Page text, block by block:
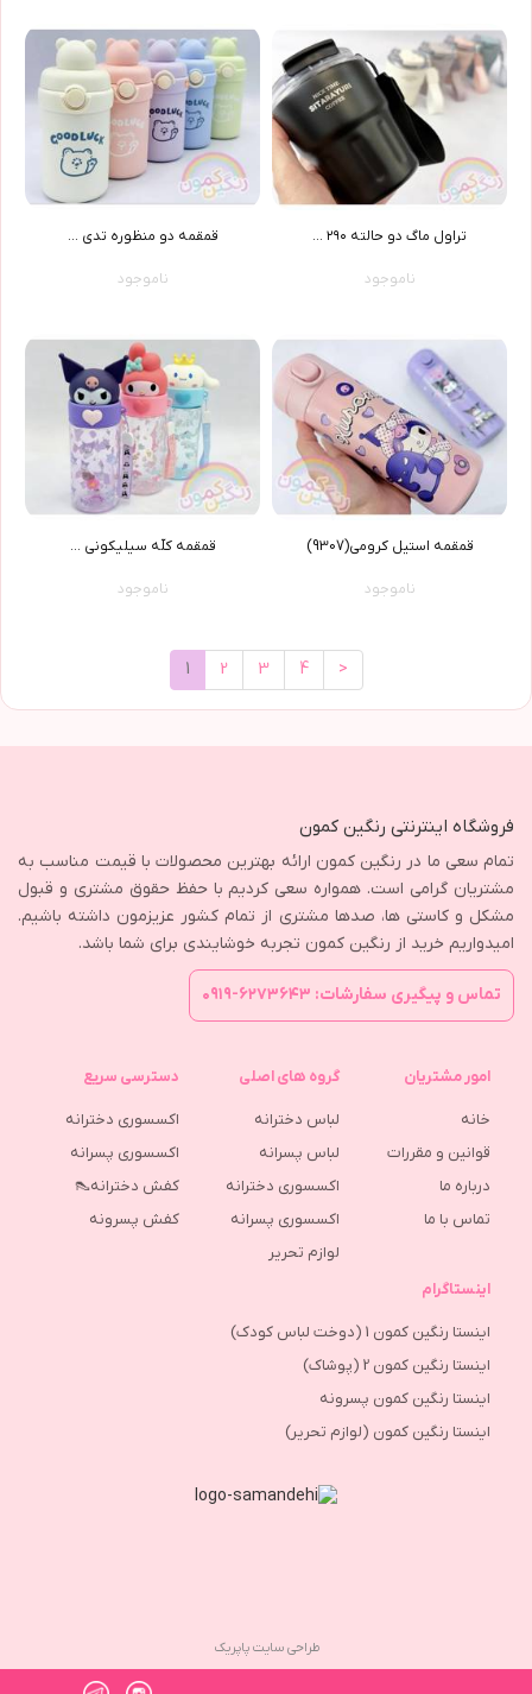
تراول ماگ دو حالته ٢٩٠ ...
ناموجود
قمقمه دو منظوره تدي ...
ناموجود
قمقمه استيل کرومي(9307)
ناموجود
قمقمه کلّه سيليکوني ...
ناموجود
1 2 3 4 >
فروشگاه اینترنتی رنگین کمون
تمام سعی ما در رنگین کمون ارائه بهترین محصولات با قیمت مناسب به
مشتریان گرامی است. همواره سعی کردیم با حفظ حقوق مشتری و قبول
مشکل و کاستی ها، صدها مشتری از تمام کشور عزیزمون داشته باشیم.
امیدواریم خرید از رنگین کمون تجربه خوشایندی برای شما باشد.
تماس و پیگیری سفارشات: ۶۲۷۳۶۴۳-۰۹۱۹
امور مشتریان
خانه
قوانین و مقررات
درباره ما
تماس با ما
گروه های اصلی
لباس دخترانه
لباس پسرانه
اکسسوری دخترانه
اکسسوری پسرانه
لوازم تحریر
دسترسی سریع
اکسسوری دخترانه
اکسسوری پسرانه
کفش دخترانه👠
كفش پسرونه
اینستاگرام
اینستا رنگین کمون 1 (دوخت لباس کودک)
اینستا رنگین کمون 2 (پوشاک)
اینستا رنگین کمون پسرونه
اینستا رنگین کمون (لوازم تحریر)
طراحی سایت پاپریک